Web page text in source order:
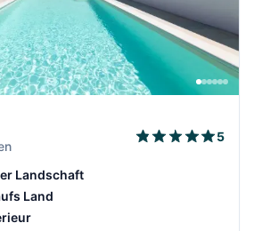
5
Landschaft
Land